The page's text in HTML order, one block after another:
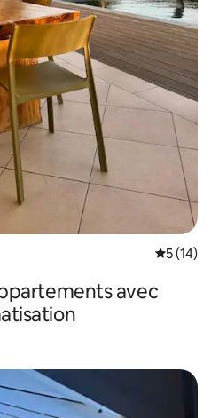
5 (14)
avec